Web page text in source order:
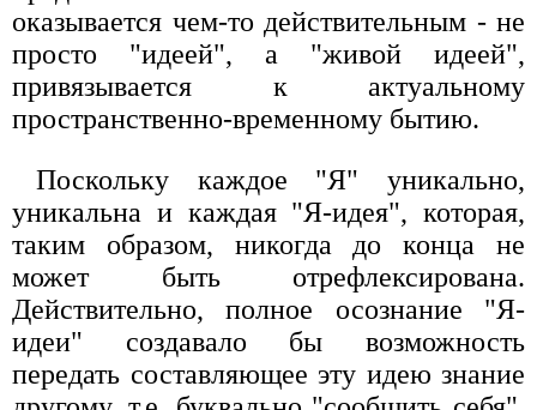
оказывается чем-то действительным - не
просто "идеей", а "живой идеей",
привязывается к актуальному
пространственно-временному бытию.
Поскольку каждое "Я" уникально,
уникальна и каждая "Я-идея", которая,
таким образом, никогда до конца не
может быть отрефлексирована.
Действительно, полное осознание "Я-
идеи" создавало бы возможность
передать составляющее эту идею знание